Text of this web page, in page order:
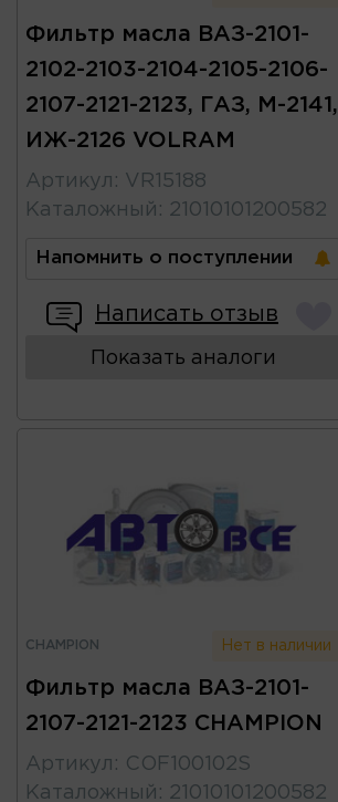
Фильтр масла ВАЗ-2101-
2102-2103-2104-2105-2106-
2107-2121-2123, ГАЗ, М-2141,
ИЖ-2126 VOLRAM
Артикул : VR15188
Каталожный : 21010101200582
Напомнить о поступлении
Написать отзыв
Показать аналоги
CHAMPION Нет в наличии
Фильтр масла ВАЗ-2101-
2107-2121-2123 CHAMPION
Артикул : COF100102S
Каталожный : 21010101200582